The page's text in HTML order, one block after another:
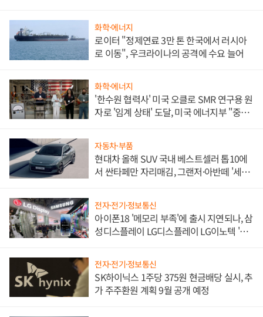
화학·에너지
로이터 "정제연료 3만 톤 한국에서 러시아
로 이동", 우크라이나의 공격에 수요 늘어
화학·에너지
'한수원 협력사' 미국 오클로 SMR 연구용 원
자로 '임계 상태' 도달, 미국 에너지부 "중요
자동차·부품
현대차 올해 SUV 국내 베스트셀러 톱10에
서 싼타페만 자리매김, 그랜저·아반떼 '세단
전자·전기·정보통신
아이폰18 '메모리 부족'에 출시 지연되나, 삼
성디스플레이 LG디스플레이 LG이노텍 '탈
전자·전기·정보통신
SK하이닉스 1주당 375원 현금배당 실시, 추
가 주주환원 계획 9월 공개 예정